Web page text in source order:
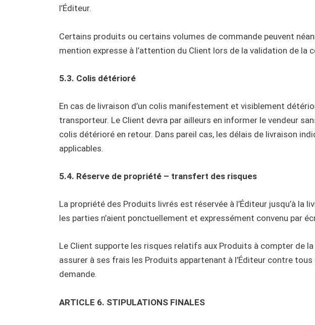
l’Éditeur.
Certains produits ou certains volumes de commande peuvent
mention expresse à l’attention du Client lors de la validation de la
5.3. Colis détérioré
En cas de livraison d’un colis manifestement et visiblement
transporteur. Le Client devra par ailleurs en informer le vendeur
colis détérioré en retour. Dans pareil cas, les délais de livraison
applicables.
5.4. Réserve de propriété – transfert des risques
La propriété des Produits livrés est réservée à l’Éditeur jusqu’à
les parties n’aient ponctuellement et expressément convenu par
Le Client supporte les risques relatifs aux Produits à compter de
assurer à ses frais les Produits appartenant à l’Éditeur contre
demande.
ARTICLE 6. STIPULATIONS FINALES